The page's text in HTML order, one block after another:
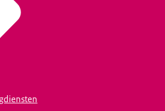
gevolg geven. Wanneer
gemeld wordt bij de ATKM, kunnen wij
tot het geven van een dergelijk